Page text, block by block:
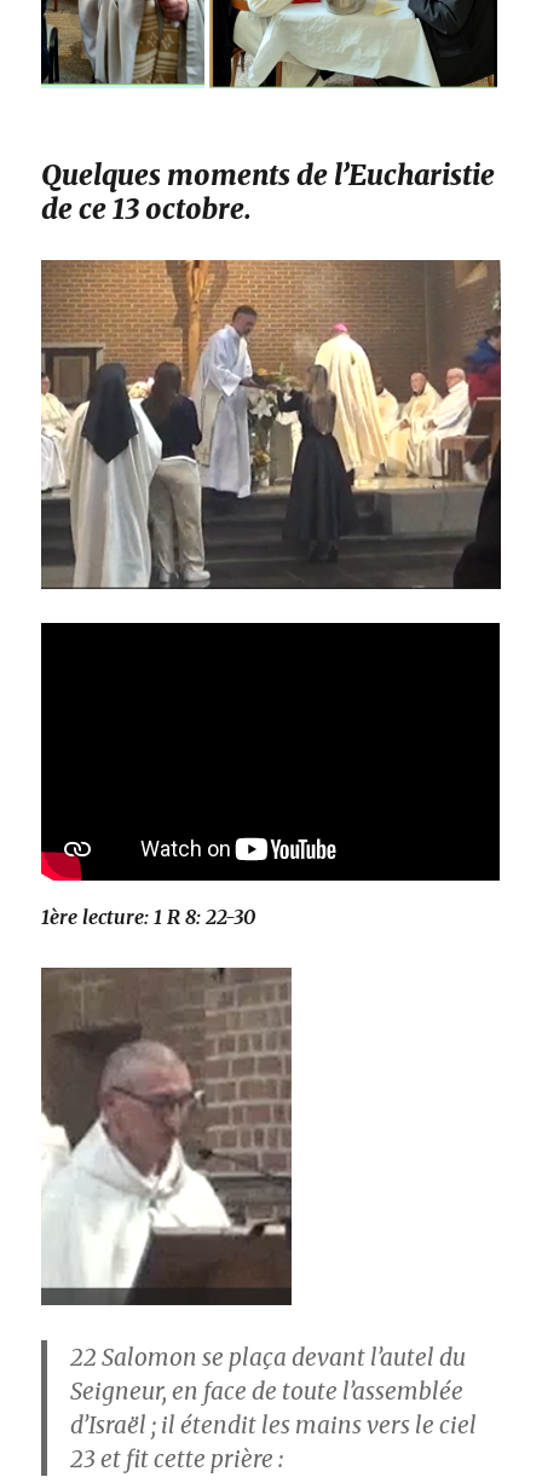
Quelques moments de l’Eucharistie
de ce 13 octobre.
1ère lecture: 1 R 8: 22-30
22 Salomon se plaça devant l’autel du
Seigneur, en face de toute l’assemblée
d’Israël ; il étendit les mains vers le ciel
23 et fit cette prière :